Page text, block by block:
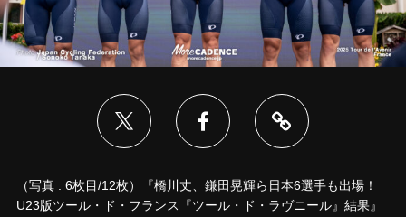
（写真 : 6枚目/12枚）『橋川丈、鎌田晃輝ら日本6選手も出場！
U23版ツール・ド・フランス『ツール・ド・ラヴニール』結果』